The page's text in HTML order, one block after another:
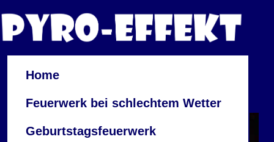
Home
Feuerwerk bei schlechtem Wetter
Geburtstagsfeuerwerk